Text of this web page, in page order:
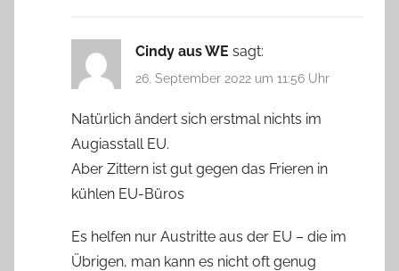
Cindy aus WE sagt:
26. September 2022 um 11:56 Uhr
Natürlich ändert sich erstmal nichts im
Augiasstall EU.
Aber Zittern ist gut gegen das Frieren in
kühlen EU-Büros
Es helfen nur Austritte aus der EU – die im
Übrigen, man kann es nicht oft genug